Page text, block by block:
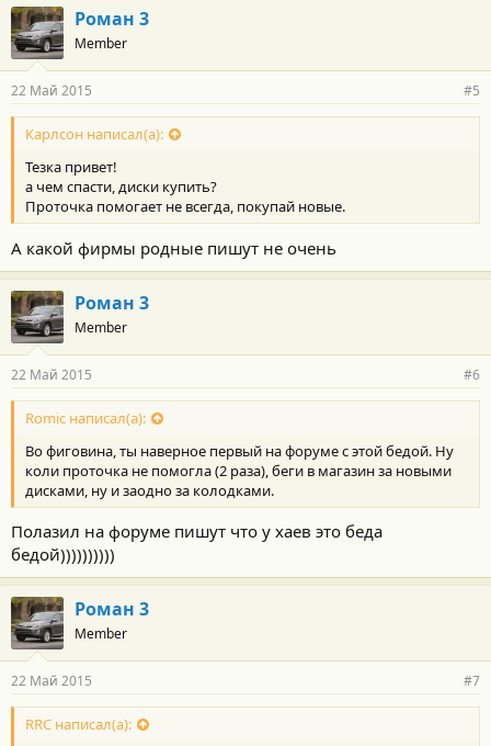
Роман 3
Member
22 Май 2015 #5
Карлсон написал(а):
Тезка привет!
а чем спасти, диски купить?
Проточка помогает не всегда, покупай новые.
А какой фирмы родные пишут не очень
Роман 3
Member
22 Май 2015 #6
Romic написал(а):
Во фиговина, ты наверное первый на форуме с этой бедой. Ну
коли проточка не помогла (2 раза), беги в магазин за новыми
дисками, ну и заодно за колодками.
Полазил на форуме пишут что у хаев это беда
бедой))))))))))
Роман 3
Member
22 Май 2015 #7
RRC написал(а):